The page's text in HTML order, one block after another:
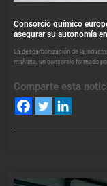
Consorcio químico
asegurar su autonomía
La descarbonización de la
mañana, un consorcio formado
Comparte esta